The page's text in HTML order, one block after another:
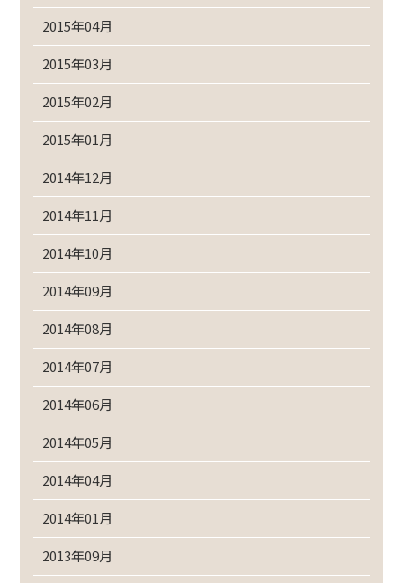
2015年04月
2015年03月
2015年02月
2015年01月
2014年12月
2014年11月
2014年10月
2014年09月
2014年08月
2014年07月
2014年06月
2014年05月
2014年04月
2014年01月
2013年09月